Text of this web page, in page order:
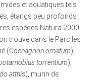
et aquatiques tels
étangs peu profonds
espèces Natura 2000
trouve dans le Parc les
(Coenagrion ornatum),
torrentium),
atthis), murin de